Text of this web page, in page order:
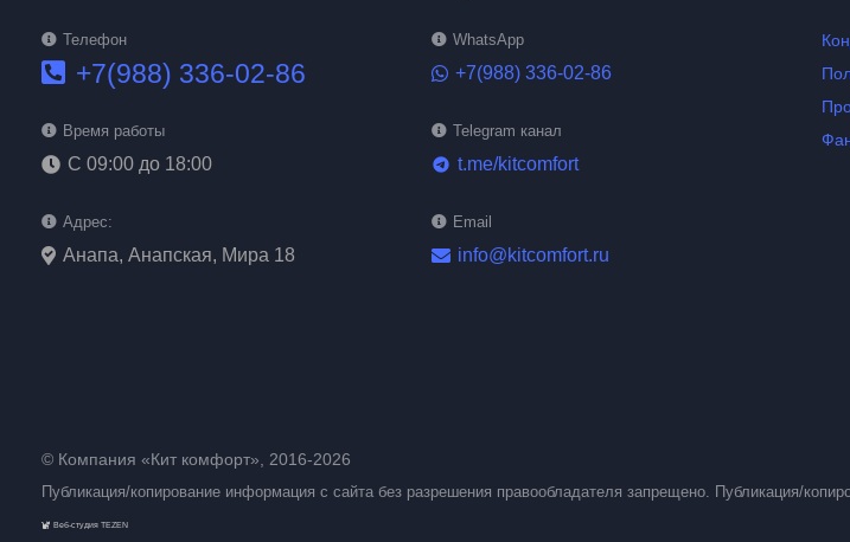
Телефон
+7(988) 336-02-86
Время работы
С 09:00 до 18:00
Адрес:
Анапа, Анапская, Мира 18
WhatsApp
+7(988) 336-02-86
Telegram канал
telegram t.me/kitcomfort
Email
info@kitcomfort.ru
© Компания «Кит комфорт», 2016-2026
Публикация/копирование информация с сайта без разрешения правообладателя запрещено. Публикация/
Веб-студия TEZEN